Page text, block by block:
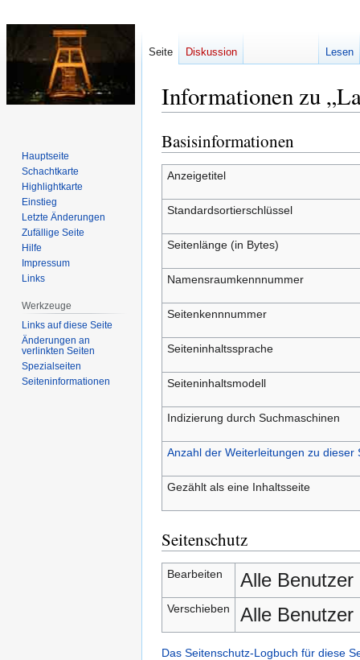
Informationen zu
Zur
Navigation
springen
Zur
Suche
springen
Basisinformationen
Anzeigetitel
Standardsortierschlüssel
Seitenlänge (in Bytes)
Namensraumkennnummer
Seitenkennnummer
Seiteninhaltssprache
Seiteninhaltsmodell
Indizierung durch Suchmaschinen
Anzahl der Weiterleitungen zu dieser
Gezählt als eine Inhaltsseite
Seitenschutz
Bearbeiten Alle Benutzer
Verschieben Alle Benutzer
Das Seitenschutz-Logbuch für diese
Seite Diskussion Lesen
Hauptseite
Schachtkarte
Highlightkarte
Einstieg
Letzte Änderungen
Zufällige Seite
Hilfe
Impressum
Links
Werkzeuge
Links auf diese Seite
Änderungen an
verlinkten Seiten
Spezialseiten
Seiten­­informationen